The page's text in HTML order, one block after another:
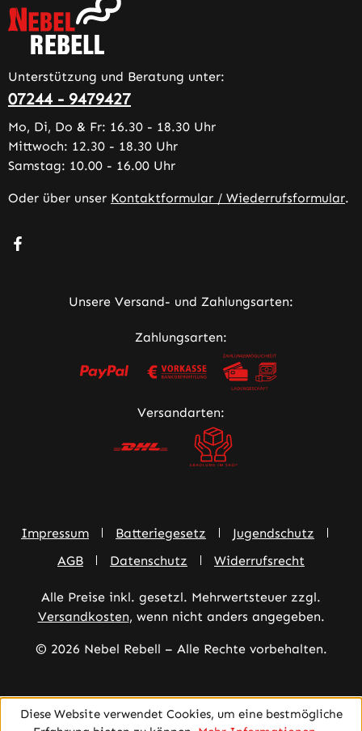
Unterstützung und Beratung unter:
07244 - 9479427
Mo, Di, Do & Fr: 16.30 - 18.30 Uhr
Mittwoch: 12.30 - 18.30 Uhr
Samstag: 10.00 - 16.00 Uhr
Oder über unser Kontaktformular / Wiederrufsformular.
Besuche uns auf Facebook – öffnet in neuem Tab
Unsere Versand- und Zahlungsarten:
Zahlungsarten:
Versandarten:
Impressum Batteriegesetz
Jugendschutz
AGB
Datenschutz Widerrufsrecht
Alle Preise inkl. gesetzl. Mehrwertsteuer zzgl.
Versandkosten, wenn nicht anders angegeben.
© 2026 Nebel Rebell – Alle Rechte vorbehalten.
Diese Website verwendet Cookies, um eine bestmögliche